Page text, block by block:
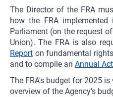
The Director of the FRA
how the FRA
Parliament (on the request
Union). The FRA is also
Report on fundamental
and to compile an Annual
The FRA's budget for 2025
overview of the Agency's